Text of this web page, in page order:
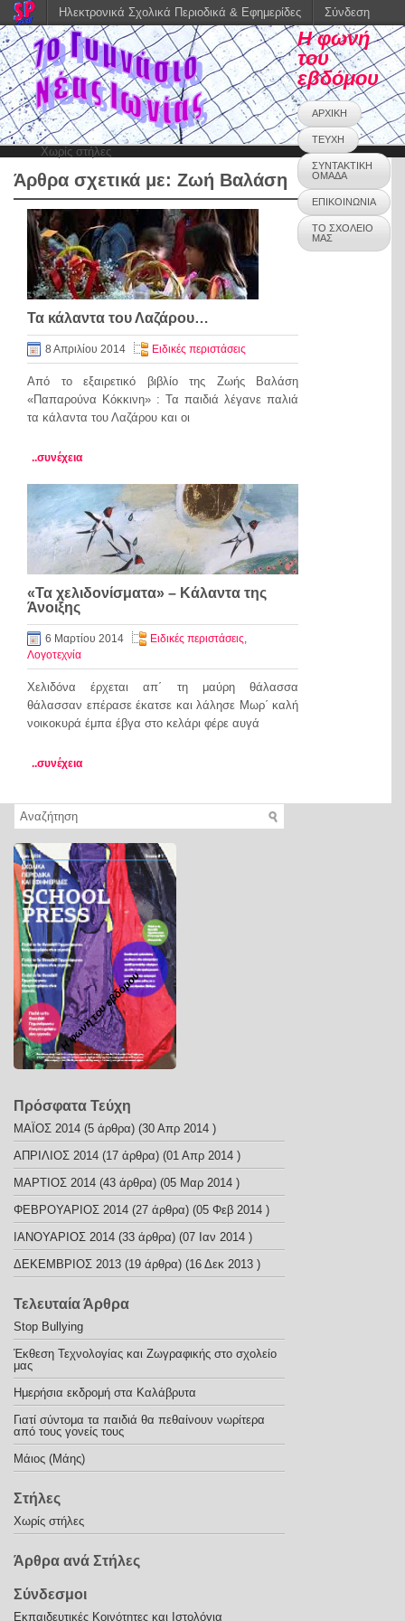
Η φωνή
του
εβδόμου
ΑΡΧΙΚΗ
ΤΕΥΧΗ
ΣΥΝΤΑΚΤΙΚΗ
ΟΜΑΔΑ
ΕΠΙΚΟΙΝΩΝΙΑ
ΤΟ ΣΧΟΛΕΙΟ
ΜΑΣ
Χωρίς στήλες
Άρθρα σχετικά με: Ζωή Βαλάση
Τα κάλαντα του Λαζάρου…
8 Απριλίου 2014 Ειδικές περιστάσεις
Από το εξαιρετικό βιβλίο της Ζωής Βαλάση
«Παπαρούνα Κόκκινη» : Τα παιδιά λέγανε παλιά
τα κάλαντα του Λαζάρου και οι
..συνέχεια
«Τα χελιδονίσματα» – Κάλαντα της
Άνοιξης
6 Μαρτίου 2014 Ειδικές περιστάσεις,
Λογοτεχνία
Χελιδόνα έρχεται απ΄ τη μαύρη θάλασσα
θάλασσαν επέρασε έκατσε και λάλησε Μωρ΄ καλή
νοικοκυρά έμπα έβγα στο κελάρι φέρε αυγά
..συνέχεια
Η φωνή του εβδόμου
Πρόσφατα Τεύχη
ΜΑΪΟΣ 2014 (5 άρθρα) (30 Απρ 2014 )
ΑΠΡΙΛΙΟΣ 2014 (17 άρθρα) (01 Απρ 2014 )
ΜΑΡΤΙΟΣ 2014 (43 άρθρα) (05 Μαρ 2014 )
ΦΕΒΡΟΥΑΡΙΟΣ 2014 (27 άρθρα) (05 Φεβ 2014 )
ΙΑΝΟΥΑΡΙΟΣ 2014 (33 άρθρα) (07 Ιαν 2014 )
ΔΕΚΕΜΒΡΙΟΣ 2013 (19 άρθρα) (16 Δεκ 2013 )
Τελευταία Άρθρα
Stop Bullying
Έκθεση Τεχνολογίας και Ζωγραφικής στο σχολείο
μας
Ημερήσια εκδρομή στα Καλάβρυτα
Γιατί σύντομα τα παιδιά θα πεθαίνουν νωρίτερα
από τους γονείς τους
Μάιος (Μάης)
Στήλες
Χωρίς στήλες
Άρθρα ανά Στήλες
Σύνδεσμοι
Εκπαιδευτικές Κοινότητες και Ιστολόγια
Ηλεκτρονικά Σχολικά Περιοδικά & Εφημερίδες Σύνδεση